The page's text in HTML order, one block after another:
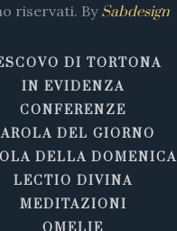
riservati. BySabdesign
DI TORTONA
IN EVIDENZA
CONFERENZE
DEL GIORNO
DELLA DOMENICA
LECTIO DIVINA
MEDITAZIONI